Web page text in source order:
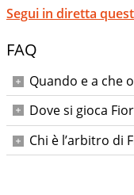
Segui in diretta
FAQ
Quando e a che
Domenica 26
Dove si gioca
Allo Stadio Artemio
Chi è l’arbitro di